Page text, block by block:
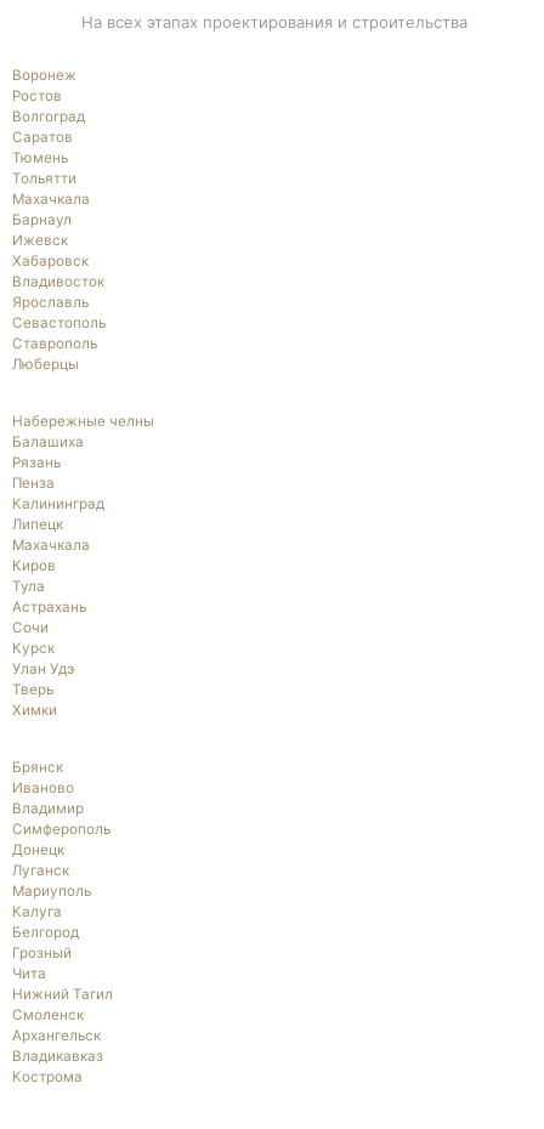
На всех этапах проектирования и строительства
Воронеж
Ростов
Волгоград
Саратов
Тюмень
Тольятти
Махачкала
Барнаул
Ижевск
Хабаровск
Владивосток
Ярославль
Севастополь
Ставрополь
Люберцы
Набережные челны
Балашиха
Рязань
Пенза
Калининград
Липецк
Махачкала
Киров
Тула
Астрахань
Сочи
Курск
Улан Удэ
Тверь
Химки
Брянск
Иваново
Владимир
Симферополь
Донецк
Луганск
Мариуполь
Калуга
Белгород
Грозный
Чита
Нижний Тагил
Смоленск
Архангельск
Владикавказ
Кострома